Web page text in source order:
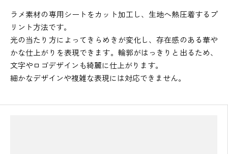
ラメ素材の専用シートをカット加工し、生地へ熱圧着するプ
リント方法です。
光の当たり方によってきらめきが変化し、存在感のある華や
かな仕上がりを表現できます。輪郭がはっきりと出るため、
文字やロゴデザインも綺麗に仕上がります。
細かなデザインや複雑な表現には対応できません。